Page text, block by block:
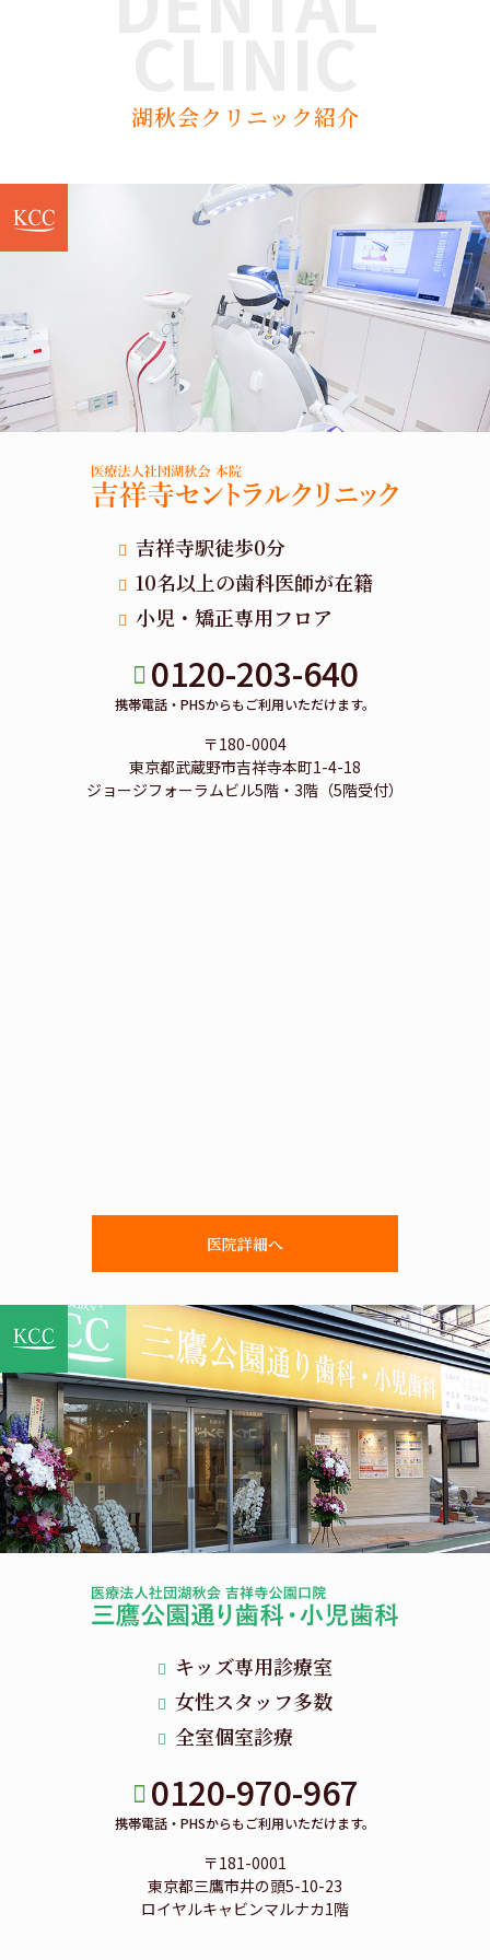
湖秋会クリニック紹介
吉祥寺駅徒歩0分
10名以上の歯科医師が在籍
小児・矯正専用フロア
0120-203-640
携帯電話・PHSからもご利用いただけます。
〒180-0004
東京都武蔵野市吉祥寺本町1-4-18
ジョージフォーラムビル5階・3階（5階受付）
医院詳細へ
キッズ専用診療室
女性スタッフ多数
全室個室診療
0120-970-967
携帯電話・PHSからもご利用いただけます。
〒181-0001
東京都三鷹市井の頭5-10-23
ロイヤルキャビンマルナカ1階